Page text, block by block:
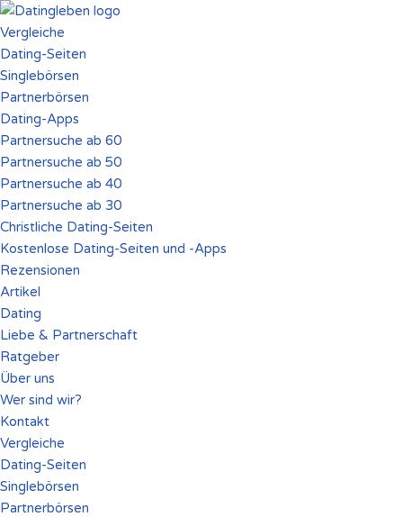
Zum
Inhalt
springen
Vergleiche
Dating-Seiten
Singlebörsen
Partnerbörsen
Dating-Apps
Partnersuche ab 60
Partnersuche ab 50
Partnersuche ab 40
Partnersuche ab 30
Christliche Dating-Seiten
Kostenlose Dating-Seiten und -Apps
Rezensionen
Artikel
Dating
Liebe & Partnerschaft
Ratgeber
Über uns
Wer sind wir?
Kontakt
Vergleiche
Dating-Seiten
Singlebörsen
Partnerbörsen